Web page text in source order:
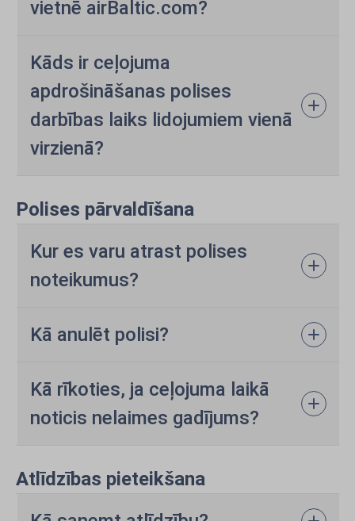
vietnē airBaltic.com?
Kāds ir ceļojuma
apdrošināšanas polises
darbības laiks lidojumiem vienā
virzienā?
Polises pārvaldīšana
Kur es varu atrast polises
noteikumus?
Kā anulēt polisi?
Kā rīkoties, ja ceļojuma laikā
noticis nelaimes gadījums?
Atlīdzības pieteikšana